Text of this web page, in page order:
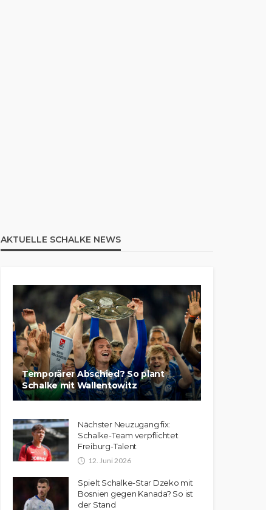
AKTUELLE SCHALKE NEWS
Temporärer Abschied? So plant
Schalke mit Wallentowitz
Nächster Neuzugang fix:
Schalke-Team verpflichtet
Freiburg-Talent
12. Juni 2026
Spielt Schalke-Star Dzeko mit
Bosnien gegen Kanada? So ist
der Stand